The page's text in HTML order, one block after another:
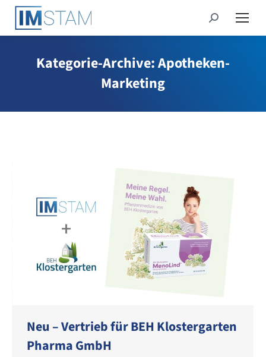
Search:
Kategorie-Archive:Apotheken-
Marketing
Neu – Vertrieb für BEH Klostergarten
Pharma GmbH